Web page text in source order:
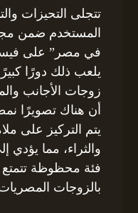
تتجلى التحيزات
المستخدم ضمن
في مصر” على
يلعب ذلك دورًا
زوجات الأجانب
أن هناك تصويرًا
يتم التركيز على
والثراء، مما يؤدي
فئة محظوظة تتمتع
بالزوجات